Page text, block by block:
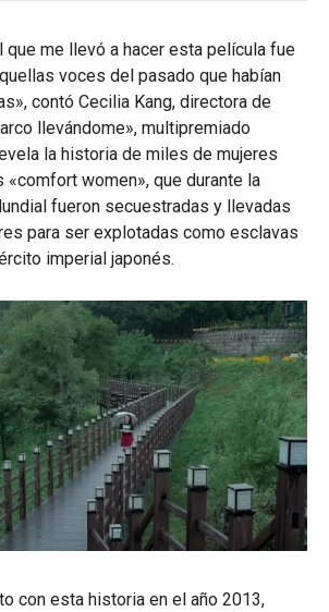
que me llevó a hacer esta película fue
voces del pasado que habían
contó Cecilia Kang, directora de
llevándome», multipremiado
la historia de miles de mujeres
women», que durante la
fueron secuestradas y llevadas
para ser explotadas como esclavas
imperial japonés.
con esta historia en el año 2013,